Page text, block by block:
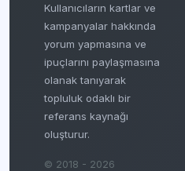
Kullanıcıların kartlar ve
kampanyalar hakkında
yorum yapmasına ve
ipuçlarını paylaşmasına
olanak tanıyarak
topluluk odaklı bir
referans kaynağı
oluşturur.
© 2018 - 2026